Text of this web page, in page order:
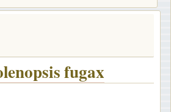
fugax